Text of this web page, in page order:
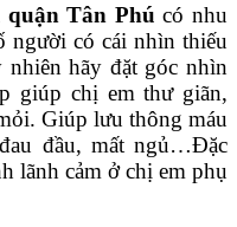
quận Tân Phú có nhu
người có cái nhìn thiếu
hãy đặt góc nhìn
giúp chị em thư giãn,
Giúp lưu thông máu
đầu, mất ngủ…Đặc
lãnh cảm ở chị em phụ